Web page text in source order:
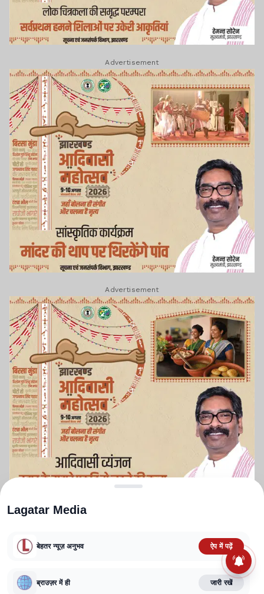
Advertisement
Advertisement
TERMS AND CONDITIONS
CORRECTIONS POLICY
FACT CHECKING POLICY
Lagatar Media
बेहतर न्यूज़ अनुभव ऐप में पढ़ें
ब्राउज़र में ही जारी रखें